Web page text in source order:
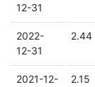
12-31
2022-
12-31
2.44
2021-12-
2.15